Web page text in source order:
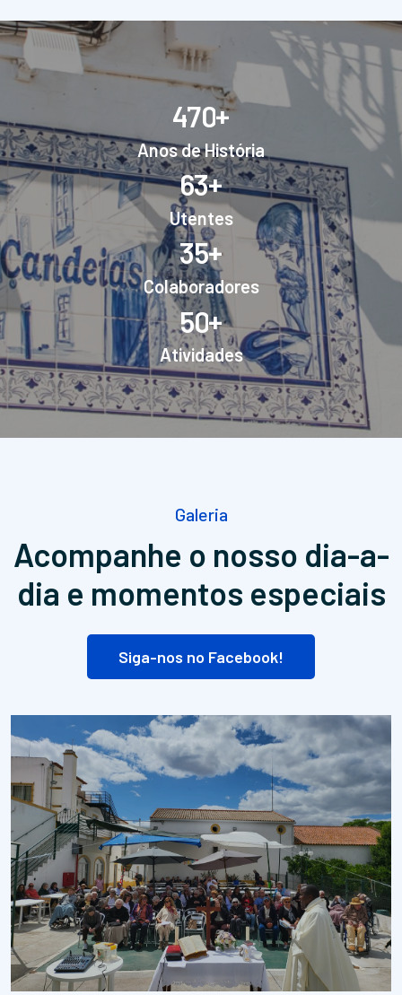
470+
Anos de História
63+
Utentes
35+
Colaboradores
50+
Atividades
Galeria
Acompanhe o nosso dia-a-
dia e momentos especiais
Siga-nos no Facebook!